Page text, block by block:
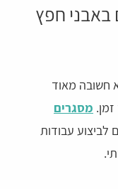
באבני חפץ
חשובה מאוד
מסגרים
לביצוע עבודות